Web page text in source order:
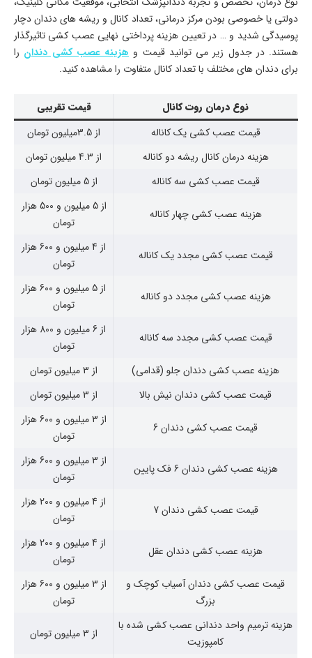
دولتی یا خصوصی بودن مرکز درمانی، تعداد کانال و ریشه های دندان دچار
پوسیدگی شدید و … در تعیین هزینه پرداختی نهایی عصب کشی تاثیرگذار
هستند. در جدول زیر می توانید قیمت و هزینه عصب کشی دندان را
برای دندان های مختلف با تعداد کانال متفاوت را مشاهده کنید.
نوع درمان روت کانال
قیمت تقریبی
قیمت عصب کشی یک کاناله
از 3.5میلیون تومان
هزینه درمان کانال ریشه دو کاناله
از 4.3 میلیون تومان
قیمت عصب کشی سه کاناله
از 5 میلیون تومان
هزینه عصب کشی چهار کاناله
از 5 میلیون و 500 هزار
تومان
قیمت عصب کشی مجدد یک کاناله
از 4 میلیون و 600 هزار
تومان
هزینه عصب کشی مجدد دو کاناله
از 5 میلیون و 600 هزار
تومان
قیمت عصب کشی مجدد سه کاناله
از 6 میلیون و 800 هزار
تومان
هزینه عصب کشی دندان جلو (قدامی)
از 3 میلیون تومان
قیمت عصب کشی دندان نیش بالا
از 3 میلیون تومان
قیمت عصب کشی دندان 6
از 3 میلیون و 600 هزار
تومان
هزینه عصب کشی دندان 6 فک پایین
از 3 میلیون و 600 هزار
تومان
قیمت عصب کشی دندان 7
از 4 میلیون و 200 هزار
تومان
هزینه عصب کشی دندان عقل
از 4 میلیون و 200 هزار
تومان
قیمت عصب کشی دندان آسیاب کوچک و
بزرگ
از 3 میلیون و 600 هزار
تومان
هزینه ترمیم واحد دندانی عصب کشی شده با
کامپوزیت
از 3 میلیون تومان